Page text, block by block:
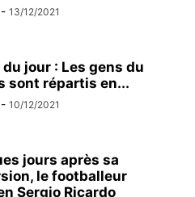
- 13/12/2021
jour : Les gens du
sont répartis en...
- 10/12/2021
jours après sa
le footballeur
Sergio Ricardo